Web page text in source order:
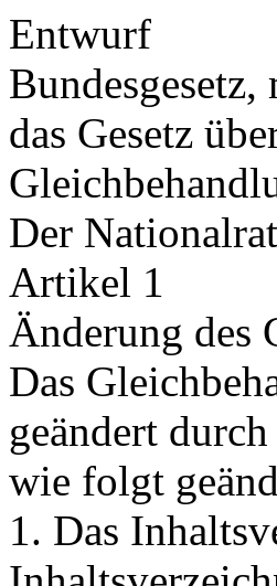
Entwurf
das Gesetz
Der
Artikel 1
Änderung des
Das
geändert
wie folgt
1. Das